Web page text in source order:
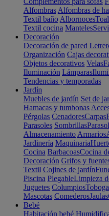
Alfombras Alfombras de
Textil baño Albornoces
Textil cocina Manteles
Decoración
Decoración de pared
Organización Cajas
Objetos decorativos Velas
Iluminación Lámparas
Tendencias y temporadas
Jardín
Muebles de jardín Set de
Hamacas y tumbonas
Pérgolas CenadoresCarpas
Parasoles Sombrillas
Almacenamiento Armarios
Jardinería Maquinaria
Cocina BarbacoasCocina
Decoración Grifos y
Textil Cojines de jardín
Piscina PlegableLimpieza
Juguetes Columpios
Mascotas ComederosJaulas
Bebé
Habitación bebé